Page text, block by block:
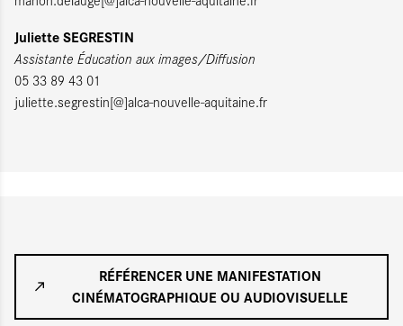
Juliette SEGRESTIN
Assistante Éducation aux images/Diffusion
05 33 89 43 01
juliette.segrestin[@]alca-nouvelle-aquitaine.fr
RÉFÉRENCER UNE MANIFESTATION
CINÉMATOGRAPHIQUE OU AUDIOVISUELLE